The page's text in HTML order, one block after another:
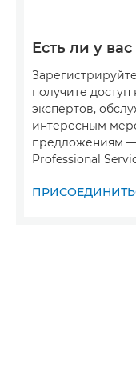
Есть ли у
получите
экспертов,
интересным
предложениям —
Professional